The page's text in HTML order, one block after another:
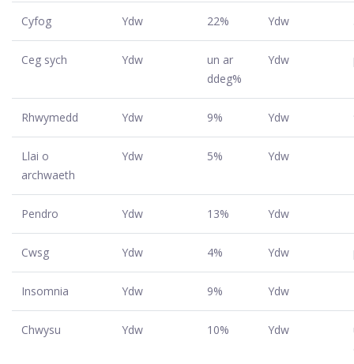
Cyfog Ydw 22% Ydw
Ceg sych Ydw
un ar
ddeg%
Ydw
Rhwymedd Ydw 9% Ydw
Llai o
archwaeth
Ydw 5% Ydw
Pendro Ydw 13% Ydw
Cwsg Ydw 4% Ydw
Insomnia Ydw 9% Ydw
Chwysu Ydw 10% Ydw